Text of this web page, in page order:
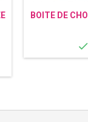
BOITE DE
